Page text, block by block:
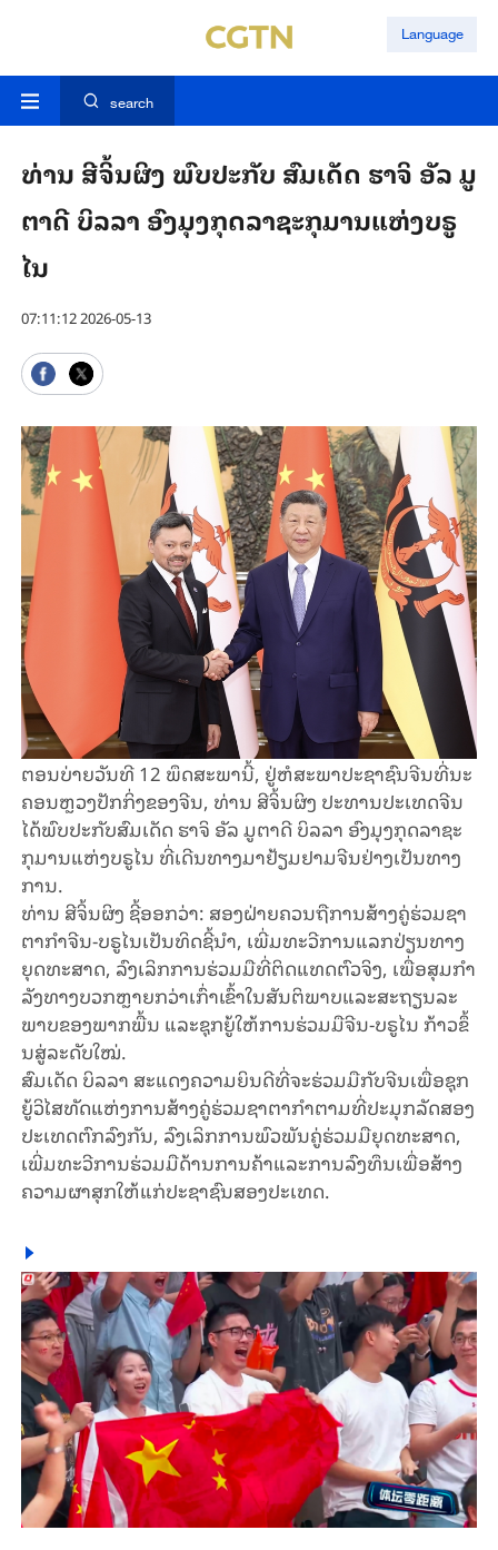
Language
search
ທ່ານ ສີ​ຈິ້ນ​ຜິງ ພົບ​ປະ​ກັບ​ ​ສົມ​ເດັດ ຮາຈິ ອັ​ລ ມູ​
ຕາ​ດີ ບິ​ລ​ລາ ອົງ​ມຸງກຸດລາຊະກຸມານ​ແຫ່ງບ​ຣູ​
ໄນ
07:11:12 2026-05-13
ຕອນ​ບ່າຍ​ວັນ​ທີ 12 ພຶດ​ສະ​ພາ​ນີ້, ຢູ່​ຫໍ​ສະ​ພາ​ປະ​ຊາ​ຊົນ​​ຈີນທີ່​ນະ​
ຄອນ​ຫຼວງ​ປັກ​ກິ່ງ​ຂອງ​ຈີນ, ທ່ານ ສີ​ຈິ້ນ​ຜິງ ປະ​ທານ​ປະ​ເທດ​ຈີນ​
ໄດ້​ພົບ​ປະ​ກັບ​ສົມ​ເດັດ ຮາ​ຈິ ອັ​ລ ມູ​ຕາ​ດີ ບິ​ລ​ລາ ອົງ​ມຸງກຸດລາຊະ
ກຸມານ​ແຫ່ງບ​ຣູ​ໄນ ທີ່​ເດີນ​ທາງ​ມາ​ຢ້ຽມ​ຢາມ​ຈີນ​ຢ່າງ​ເປັນ​ທາງ​
ການ.
ທ່ານ ສີ​ຈິ້ນ​ຜິງ ຊີ້​ອອກວ່າ: ສອງ​ຝ່າຍ​ຄວນ​ຖື​ການ​ສ້າງ​ຄູ່​ຮ່ວມ​ຊາ​
ຕາ​ກຳ​ຈີນ-ບ​ຣູ​ໄນ​ເປັນ​ທິດ​ຊີ້​ນຳ, ເພີ່ມ​ທະ​ວີ​ການ​ແລກ​ປ່ຽນ​ທາງ​
ຍຸດ​ທະ​ສາດ, ລົງ​ເລິກ​ການ​ຮ່ວມ​ມື​ທີ່​ຕິດ​ແທດ​ຕົວ​ຈິງ, ເພື່ອ​ສຸມ​ກຳ​
ລັງ​​ທາງບວກ​ຫຼາຍກວ່າ​ເກົ່າ​ເຂົ້າ​ໃນ​ສັນ​ຕິ​ພາບ​ແລະ​ສະ​ຖຽນ​ລະ​
ພາບຂອງ​ພາກ​ພື້ນ ແລະຊຸກ​ຍູ້​ໃຫ້​ການ​ຮ່ວມ​ມື​ຈີນ-ບ​ຣູ​ໄນ ກ້າວ​ຂຶ້​
ນ​ສູ່​ລະ​ດັບ​ໃໝ່.
ສົມ​ເດັດ ບິ​ລ​ລາ ​ສະ​ແດງ​ຄວາມຍິນ​ດີທີ່​ຈະ​ຮ່ວມ​ມື​ກັບ​ຈີນເພື່ອຊຸກ​
ຍູ້​ວິ​ໄສ​ທັດ​ແຫ່ງ​ການ​ສ້າງ​ຄູ່​ຮ່ວມ​ຊາ​ຕາ​ກຳ​​ຕາມທີ່​ປະ​ມຸກ​ລັດ​ສອງ​
ປະ​ເທດ​ຕົກ​ລົງ​ກັນ, ລົງ​ເລິກ​ການ​ພົວ​ພັນ​ຄູ່​ຮ່ວມ​ມື​ຍຸດ​ທະ​ສາດ,
ເພີ່ມ​ທະ​ວີ​ການ​ຮ່ວມ​ມື​ດ້ານ​ການ​ຄ້າ​ແລະ​ການ​ລົງ​ທຶນ​ເພື່ອສ້າ​ງ​
ຄວາມ​ຜາ​ສຸກ​ໃຫ້​ແກ່​ປະ​ຊາ​ຊົນ​ສອງ​ປະ​ເທດ.